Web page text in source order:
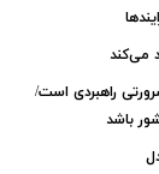
می‌کند
راهبردی است/
باشد